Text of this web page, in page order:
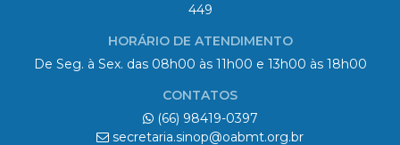
449
HORÁRIO DE ATENDIMENTO
De Seg. à Sex. das 08h00 às 11h00 e 13h00 às 18h00
CONTATOS
(66) 98419-0397
secretaria.sinop@oabmt.org.br